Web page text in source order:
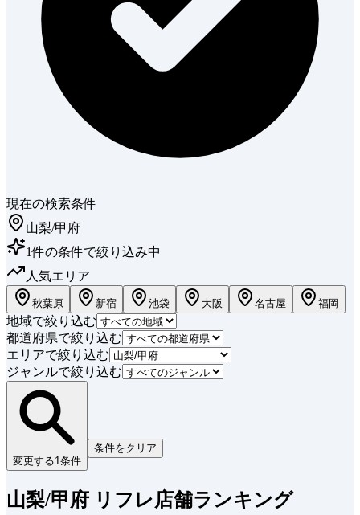
現在の検索条件
山梨/甲府
1件の条件で絞り込み中
人気エリア
秋葉原 新宿 池袋 大阪 名古屋 福岡
地域で絞り込む
都道府県で絞り込む
エリアで絞り込む
ジャンルで絞り込む
変更する1 条件
条件をクリア
山梨/甲府 リフレ店舗ランキング